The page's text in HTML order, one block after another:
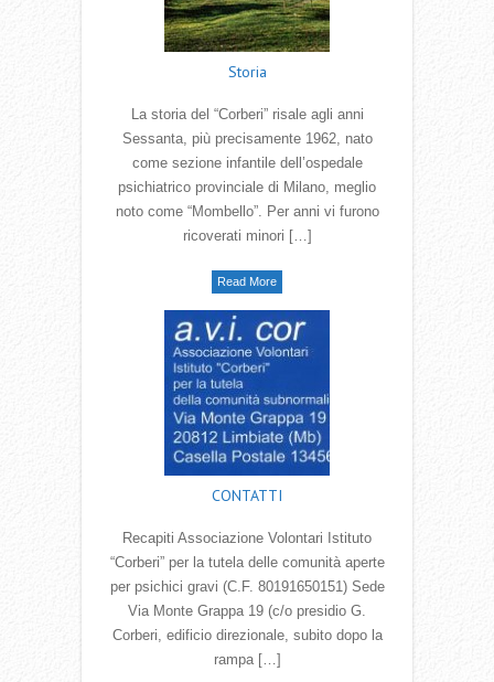
Storia
La storia del “Corberi” risale agli anni
Sessanta, più precisamente 1962, nato
come sezione infantile dell’ospedale
psichiatrico provinciale di Milano, meglio
noto come “Mombello”. Per anni vi furono
ricoverati minori […]
Read More
CONTATTI
Recapiti Associazione Volontari Istituto
“Corberi” per la tutela delle comunità aperte
per psichici gravi (C.F. 80191650151) Sede
Via Monte Grappa 19 (c/o presidio G.
Corberi, edificio direzionale, subito dopo la
rampa […]